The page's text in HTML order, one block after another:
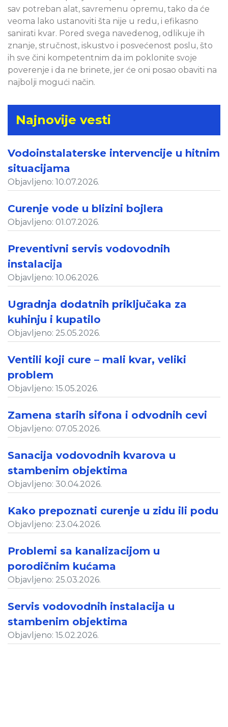
sav potreban alat, savremenu opremu, tako da će
veoma lako ustanoviti šta nije u redu, i efikasno
sanirati kvar. Pored svega navedenog, odlikuje ih
znanje, stručnost, iskustvo i posvećenost poslu, što
ih sve čini kompetentnim da im poklonite svoje
poverenje i da ne brinete, jer će oni posao obaviti na
najbolji mogući način.
Najnovije vesti
Vodoinstalaterske intervencije u hitnim
situacijama
Objavljeno: 10.07.2026.
Curenje vode u blizini bojlera
Objavljeno: 01.07.2026.
Preventivni servis vodovodnih
instalacija
Objavljeno: 10.06.2026.
Ugradnja dodatnih priključaka za
kuhinju i kupatilo
Objavljeno: 25.05.2026.
Ventili koji cure – mali kvar, veliki
problem
Objavljeno: 15.05.2026.
Zamena starih sifona i odvodnih cevi
Objavljeno: 07.05.2026.
Sanacija vodovodnih kvarova u
stambenim objektima
Objavljeno: 30.04.2026.
Kako prepoznati curenje u zidu ili podu
Objavljeno: 23.04.2026.
Problemi sa kanalizacijom u
porodičnim kućama
Objavljeno: 25.03.2026.
Servis vodovodnih instalacija u
stambenim objektima
Objavljeno: 15.02.2026.